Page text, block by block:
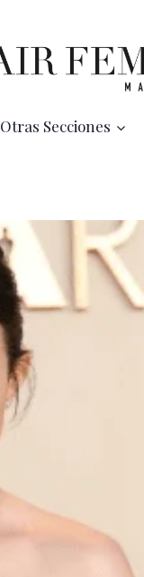
Otras Secciones